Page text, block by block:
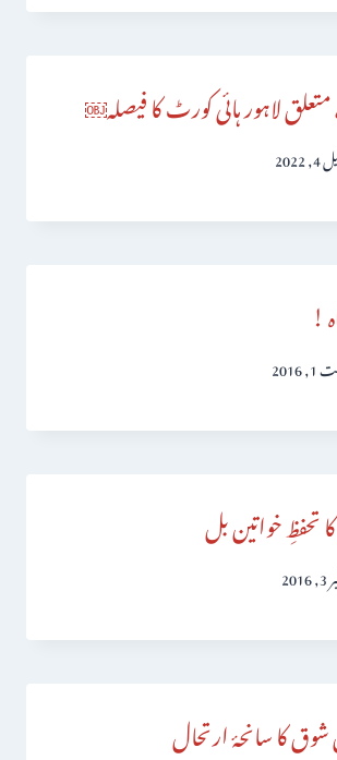
لاہور ہائی کورٹ کا فیصلہ￼
!
تحفظِ خواتین بل
شوق کا سانحۂ ارتحال